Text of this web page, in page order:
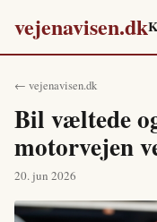
vejenavisen.dk
← vejenavisen.dk
Bil væltede
motorvejen
20. jun 2026